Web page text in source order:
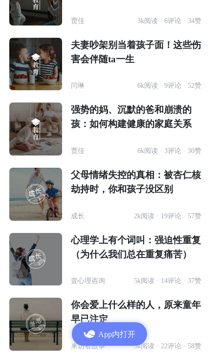
贾佳 3k阅读 · 6评论 · 34赞
夫妻吵架别当着孩子面！这些伤
害会伴随ta一生
闫琳 6k阅读 · 9评论 · 52赞
强势的妈、沉默的爸和崩溃的
孩：如何构建健康的家庭关系
贾佳 6k阅读 · 3评论 · 30赞
父母情绪失控的真相：被杏仁核
劫持时，你和孩子没区别
成长 2k阅读 · 19评论 · 57赞
心理学上有个词叫：强迫性重复
（为什么我们总在重复痛苦）
壹心理咨询 5k阅读 · 14评论 · 37赞
你会爱上什么样的人，原来童年
早已注定
来访者故事 3k阅读 · 22评论 · 58赞
App内打开